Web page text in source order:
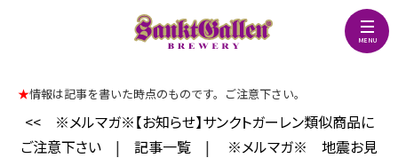
★情報は記事を書いた時点のものです。ご注意下さい。
<<
※メルマガ※【お知らせ】サンクトガーレン類似商品に
ご注意下さい | 記事一覧 |
※メルマガ※ 地震お見